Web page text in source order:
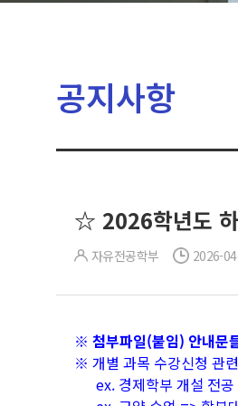
공지사항
☆ 2026학년도
자유전공학부 2026-
※ 첨부파일(붙임) 안내문
※ 개별 과목 수강신청 관
ex. 경제학부 개설 전공